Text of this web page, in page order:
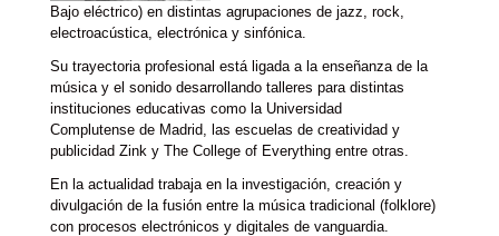
Bajo eléctrico) en distintas agrupaciones de jazz, rock,
electroacústica, electrónica y sinfónica.
Su trayectoria profesional está ligada a la enseñanza de la
música y el sonido desarrollando talleres para distintas
instituciones educativas como la Universidad
Complutense de Madrid, las escuelas de creatividad y
publicidad Zink y The College of Everything entre otras.
En la actualidad trabaja en la investigación, creación y
divulgación de la fusión entre la música tradicional (folklore)
con procesos electrónicos y digitales de vanguardia.